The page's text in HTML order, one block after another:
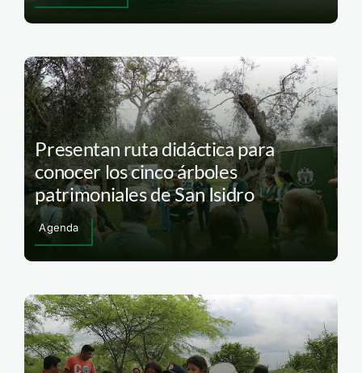
Presentan ruta didáctica para
conocer los cinco árboles
patrimoniales de San Isidro
Agenda